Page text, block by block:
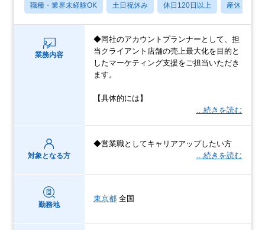
職種・業界未経験OK 土日祝休み 休日120日以上 産休・育休
業務内容
◆同社のアカウントプランナーとして、担
当クライアント店舗の売上最大化を目的と
したマーケティング支援をご担当いただき
ます。
【具体的には】
…続きを読む
対象となる方
◆営業職としてキャリアアップしたい方
…続きを読む
勤務地
東京都 全国